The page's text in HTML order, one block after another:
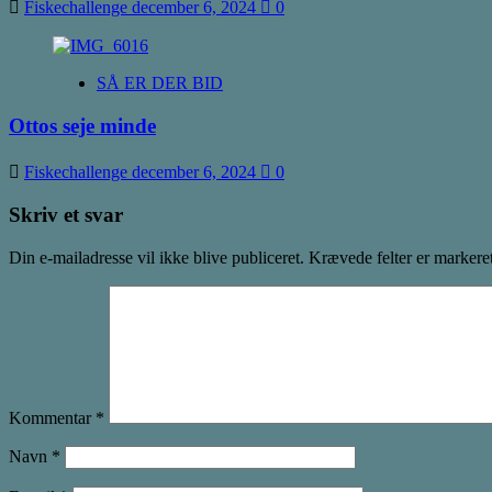
Fiskechallenge december 6, 2024 0
SÅ ER DER BID
Ottos seje minde
Fiskechallenge december 6, 2024 0
Skriv et svar
Din e-mailadresse vil ikke blive publiceret. Krævede felter er
Kommentar *
Navn *